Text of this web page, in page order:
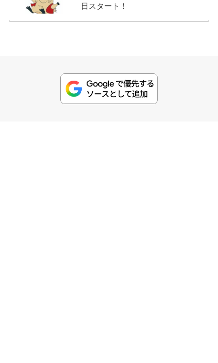
日スタート！